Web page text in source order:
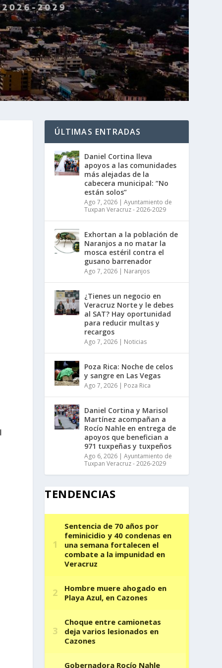
ÚLTIMAS ENTRADAS
Daniel Cortina lleva
apoyos a las comunidades
más alejadas de la
cabecera municipal: “No
están solos”
Ago 7, 2026 |Ayuntamiento de
Tuxpan Veracruz - 2026-2029
Exhortan a la población de
Naranjos a no matar la
mosca estéril contra el
gusano barrenador
Ago 7, 2026 Naranjos
¿Tienes un negocio en
Veracruz Norte y le debes
al SAT? Hay oportunidad
para reducir multas y
recargos
Ago 7, 2026 Noticias
Poza Rica: Noche de celos
y sangre en Las Vegas
Ago 7, 2026 Poza Rica
Daniel Cortina y Marisol
Martínez acompañan a
Rocío Nahle en entrega de
apoyos que benefician a
971 tuxpeñas y tuxpeños
Ago 6, 2026 |Ayuntamiento de
Tuxpan Veracruz - 2026-2029
TENDENCIAS